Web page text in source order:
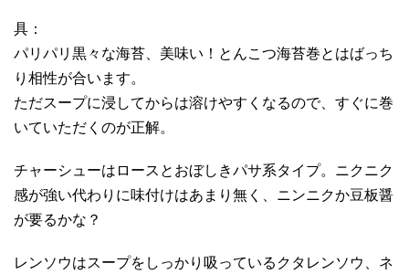
具：
パリパリ黒々な海苔、美味い！とんこつ海苔巻とはばっち
り相性が合います。
ただスープに浸してからは溶けやすくなるので、すぐに巻
いていただくのが正解。
チャーシューはロースとおぼしきパサ系タイプ。ニクニク
感が強い代わりに味付けはあまり無く、ニンニクか豆板醤
が要るかな？
レンソウはスープをしっかり吸っているクタレンソウ、ネ